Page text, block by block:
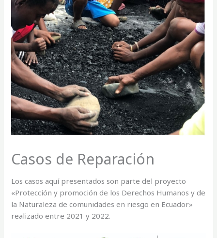
Casos de Reparación
Los casos aquí presentados son parte del proyecto
«Protección y promoción de los Derechos Humanos y de
la Naturaleza de comunidades en riesgo en Ecuador»
realizado entre 2021 y 2022.